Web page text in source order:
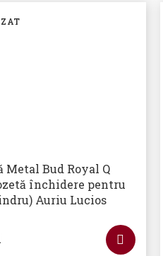
Metal Bud Royal Q
închidere pentru
Auriu Lucios